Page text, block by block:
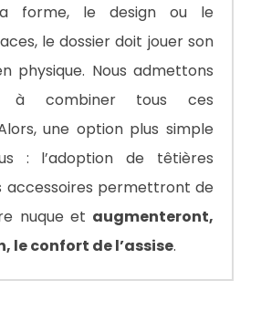
la forme, le design ou le
le dossier doit jouer son
physique. Nous admettons
à combiner tous ces
une option plus simple
: l’adoption de têtières
accessoires permettront de
nuque et augmenteront,
le confort de l’assise.